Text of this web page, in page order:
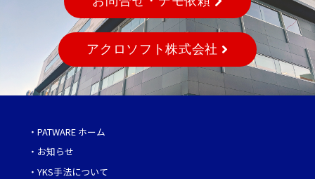
アクロソフト株式会社
・ PATWARE ホーム
・ お知らせ
・ YKS手法について